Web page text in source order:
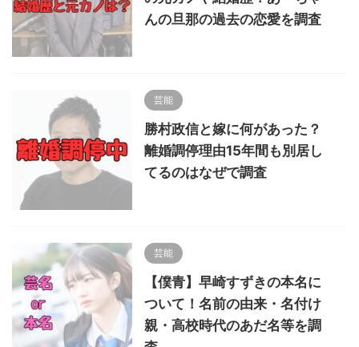
んの旦那の過去の恋愛を調査
芸能
勝村政信と嫁に何があった？
離婚調停理由15年間も別居し
てるのはなぜで調査
芸能
【僕青】早崎すずきの本名に
ついて！名前の由来・名付け
親・高校時代のあだ名等を調